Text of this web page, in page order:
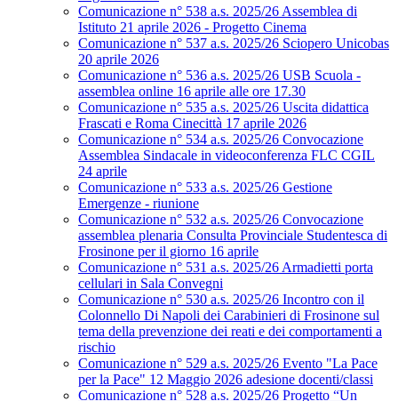
Comunicazione n° 538 a.s. 2025/26 Assemblea di
Istituto 21 aprile 2026 - Progetto Cinema
Comunicazione n° 537 a.s. 2025/26 Sciopero Unicobas
20 aprile 2026
Comunicazione n° 536 a.s. 2025/26 USB Scuola -
assemblea online 16 aprile alle ore 17.30
Comunicazione n° 535 a.s. 2025/26 Uscita didattica
Frascati e Roma Cinecittà 17 aprile 2026
Comunicazione n° 534 a.s. 2025/26 Convocazione
Assemblea Sindacale in videoconferenza FLC CGIL
24 aprile
Comunicazione n° 533 a.s. 2025/26 Gestione
Emergenze - riunione
Comunicazione n° 532 a.s. 2025/26 Convocazione
assemblea plenaria Consulta Provinciale Studentesca di
Frosinone per il giorno 16 aprile
Comunicazione n° 531 a.s. 2025/26 Armadietti porta
cellulari in Sala Convegni
Comunicazione n° 530 a.s. 2025/26 Incontro con il
Colonnello Di Napoli dei Carabinieri di Frosinone sul
tema della prevenzione dei reati e dei comportamenti a
rischio
Comunicazione n° 529 a.s. 2025/26 Evento "La Pace
per la Pace" 12 Maggio 2026 adesione docenti/classi
Comunicazione n° 528 a.s. 2025/26 Progetto “Un